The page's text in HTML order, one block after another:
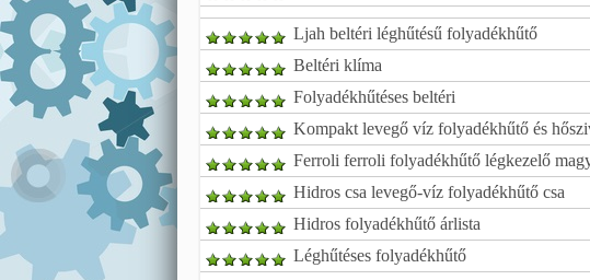
Ljah beltéri léghűtésű folyadékhűtő
Beltéri klíma
Folyadékhűtéses beltéri
Kompakt levegő víz folyadékhűtő és
Ferroli ferroli folyadékhűtő légkezelő
Hidros csa levegő-víz folyadékhűtő csa
Hidros folyadékhűtő árlista
Léghűtéses folyadékhűtő